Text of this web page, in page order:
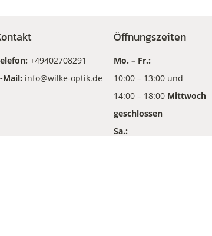
+49402708291
Mail: info@wilke-optik.de
Öffnungszeiten
Mo. – Fr.:
10:00 – 13:00 und
14:00 – 18:00 Mittwoch
geschlossen
Sa.: